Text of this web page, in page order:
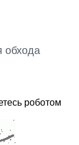
обхода
роботом